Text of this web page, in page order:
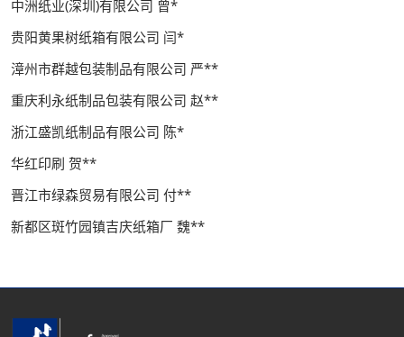
中洲纸业(深圳)有限公司 曾*
贵阳黄果树纸箱有限公司 闫*
漳州市群越包装制品有限公司 严**
重庆利永纸制品包装有限公司 赵**
浙江盛凯纸制品有限公司 陈*
华红印刷 贺**
晋江市绿森贸易有限公司 付**
新都区斑竹园镇吉庆纸箱厂 魏**